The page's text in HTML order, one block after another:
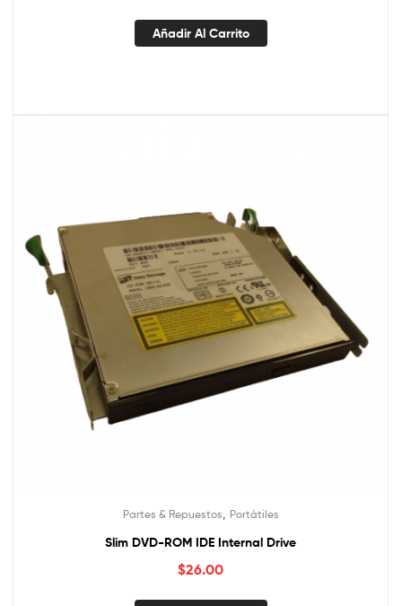
Añadir Al Carrito
Partes & Repuestos Portátiles
Slim DVD-ROM IDE Internal Drive
$26.00